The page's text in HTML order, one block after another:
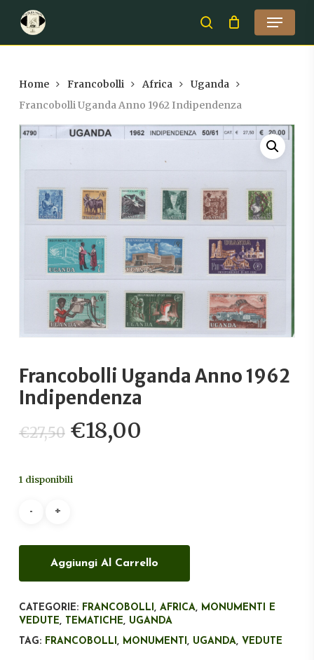
main
search
Menu
Home Francobolli Africa
Uganda
Francobolli Uganda Anno 1962 Indipendenza
Francobolli Uganda Anno 1962
Indipendenza
€27,50 Il
prezzo
originale
€18,00
1 disponibili
Aggiungi Al Carrello
CATEGORIE: FRANCOBOLLI , AFRICA, MONUMENTI E
VEDUTE, TEMATICHE, UGANDA
TAG: FRANCOBOLLI , MONUMENTI , UGANDA, VEDUTE
Close